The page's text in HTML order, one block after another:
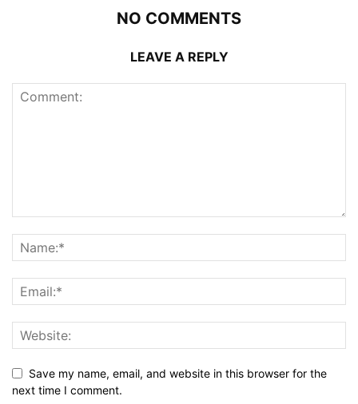
NO COMMENTS
LEAVE A REPLY
Save my name, email, and website in this browser for the
next time I comment.